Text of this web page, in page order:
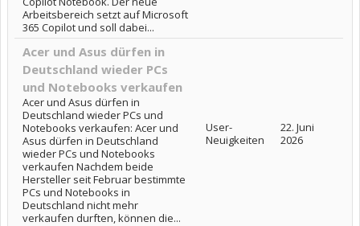
Arbeitsbereich setzt auf Microsoft
365 Copilot und soll dabei...
Acer und Asus dürfen in
Deutschland wieder PCs
und Notebooks verkaufen
Acer und Asus dürfen in
Deutschland wieder PCs und
Notebooks verkaufen: Acer und
Asus dürfen in Deutschland
wieder PCs und Notebooks
verkaufen Nachdem beide
Hersteller seit Februar bestimmte
PCs und Notebooks in
Deutschland nicht mehr
verkaufen durften, können die...
User-
Neuigkeiten
22. Juni
2026